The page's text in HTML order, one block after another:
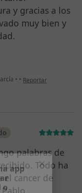
y gracias a los
muy bien y
• • en opinión del
Reportar
palabras de
Todo ha
el cancer de
.
app